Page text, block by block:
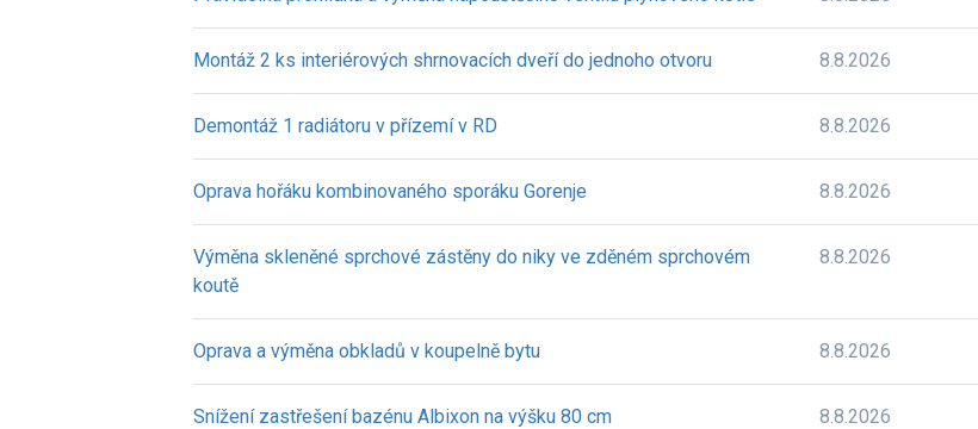
Montáž 2 ks interiérových shrnovacích dveří do jednoho otvoru 8.8.2026
Demontáž 1 radiátoru v přízemí v RD 8.8.2026
Oprava hořáku kombinovaného sporáku Gorenje 8.8.2026
Výměna skleněné sprchové zástěny do niky ve zděném sprchovém
koutě
8.8.2026
Oprava a výměna obkladů v koupelně bytu 8.8.2026
Snížení zastřešení bazénu Albixon na výšku 80 cm 8.8.2026